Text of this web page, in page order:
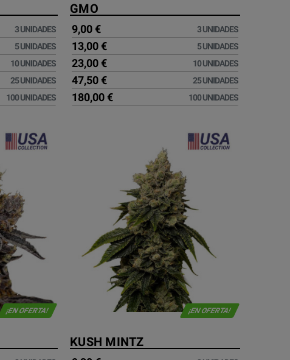
3 UNIDADES
5 UNIDADES
10 UNIDADES
25 UNIDADES
100 UNIDADES
GMO
9,00 € 3 UNIDADES
13,00 € 5 UNIDADES
23,00 € 10 UNIDADES
47,50 € 25 UNIDADES
180,00 € 100 UNIDADES
¡EN OFERTA! ¡EN OFERTA!
KUSH MINTZ